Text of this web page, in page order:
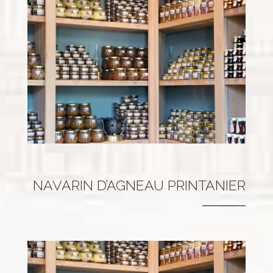
NAVARIN D’AGNEAU PRINTANIER